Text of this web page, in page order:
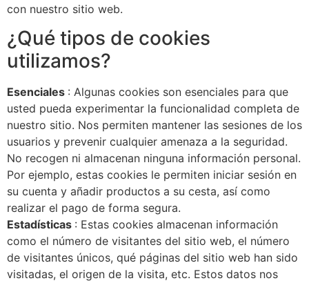
con nuestro sitio web.
¿Qué tipos de cookies
utilizamos?
Esenciales : Algunas cookies son esenciales para que
usted pueda experimentar la funcionalidad completa de
nuestro sitio. Nos permiten mantener las sesiones de los
usuarios y prevenir cualquier amenaza a la seguridad.
No recogen ni almacenan ninguna información personal.
Por ejemplo, estas cookies le permiten iniciar sesión en
su cuenta y añadir productos a su cesta, así como
realizar el pago de forma segura.
Estadísticas : Estas cookies almacenan información
como el número de visitantes del sitio web, el número
de visitantes únicos, qué páginas del sitio web han sido
visitadas, el origen de la visita, etc. Estos datos nos